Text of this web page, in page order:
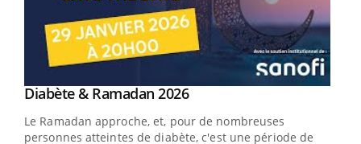
Youtube
Diabète & Ramadan 2026Youtube
Le Ramadan approche, et, pour de nombreuses
personnes atteintes de diabète, c'est une période de